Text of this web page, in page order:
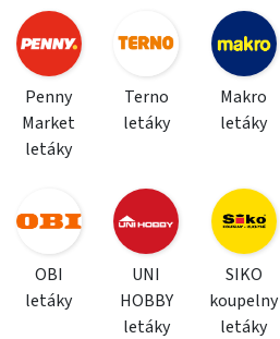
Penny
Market
letáky
Terno
letáky
Makro
letáky
OBI
letáky
UNI
HOBBY
letáky
SIKO
koupelny
letáky